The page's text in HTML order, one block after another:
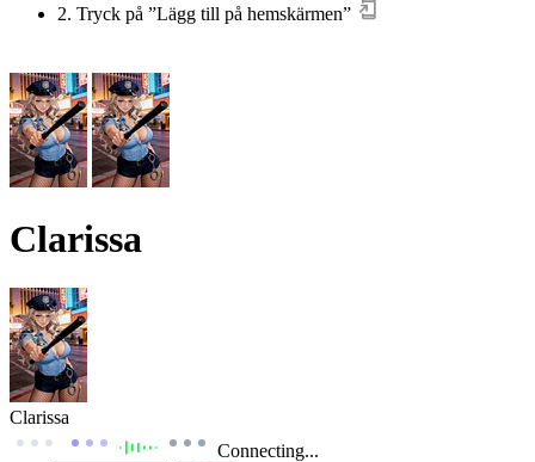
2. Tryck på ”Lägg till på hemskärmen”
Clarissa
Clarissa
Connecting...